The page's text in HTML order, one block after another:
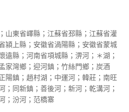
山東省嶧縣；江蘇省邳縣；江蘇省灌
潁上縣；安徽省渦陽縣；安徽省蒙城
遠縣；河南省項城縣；淠河；＊湖；
家灣鄉；迎河鎮；竹絲門鄉；炭酒
陽鎮；趙村湖；中運河；韓莊；南旺
；同新鎮；善後河；新河；乾溝河；
；汾河；范橋寨